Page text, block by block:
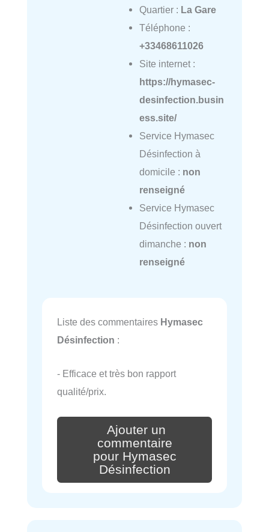
Quartier : La Gare
Téléphone :
+33468611026
Site internet :
https://hymasec-
desinfection.busin
ess.site/
Service Hymasec
Désinfection à
domicile : non
renseigné
Service Hymasec
Désinfection ouvert
dimanche : non
renseigné
Liste des commentaires Hymasec
Désinfection :
- Efficace et très bon rapport
qualité/prix.
Ajouter un
commentaire
pour Hymasec
Désinfection